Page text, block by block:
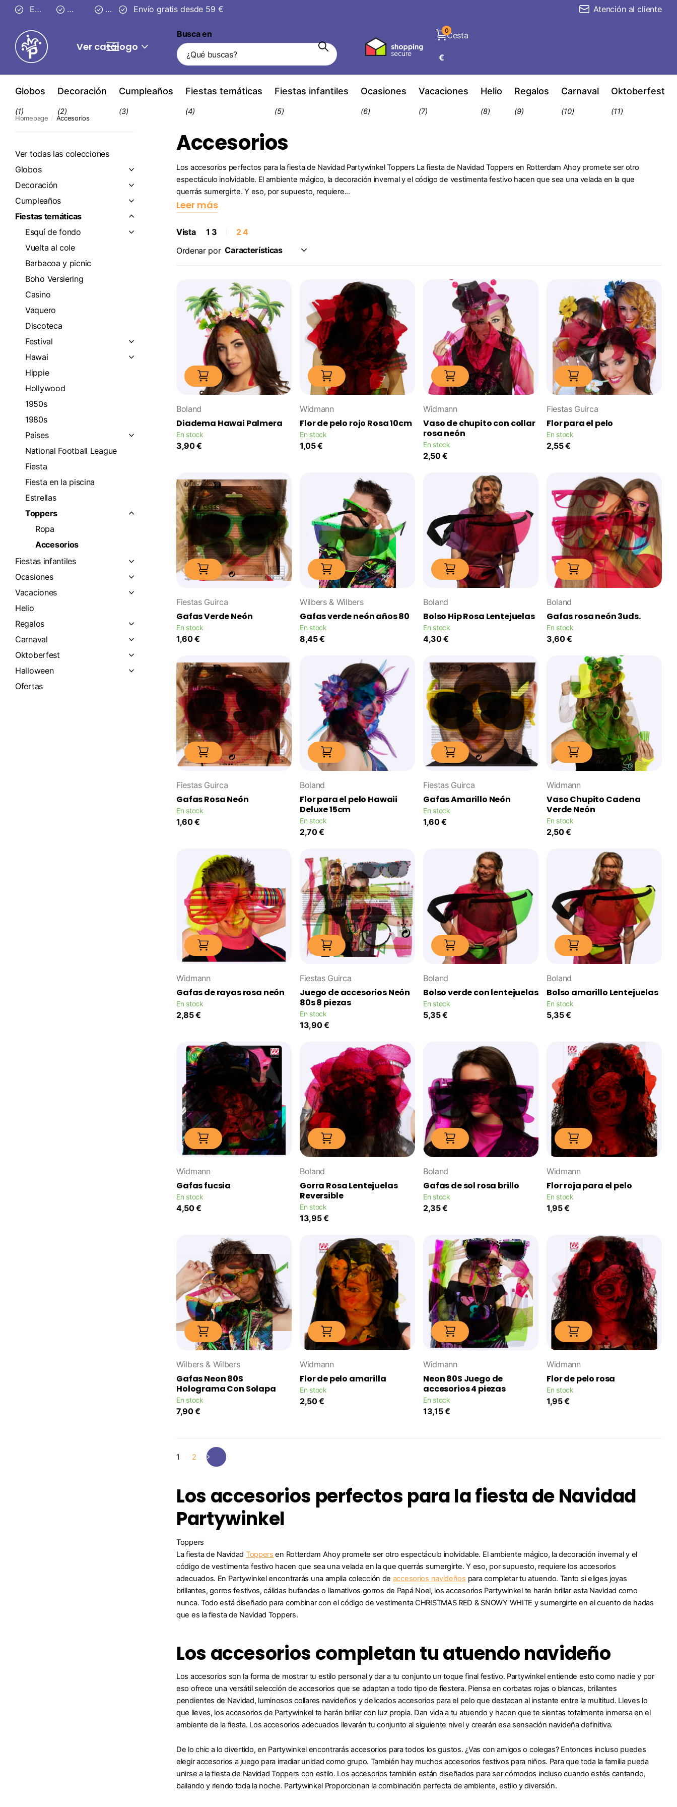
Entrega segura en 3–4 días
Envío gratis desde 59 €
30 díasde devolución
30 díasde devolución Atención al cliente
Ver catálogo
Busca en Cesta
0
€
Globos
(1)
Decoración
(2)
Cumpleaños
(3)
Fiestas temáticas
(4)
Fiestas infantiles
(5)
Ocasiones
(6)
Vacaciones
(7)
Helio
(8)
Regalos
(9)
Carnaval
(10)
Oktoberfest
(11)
Homepage Accesorios
Accesorios
Los accesorios perfectos para la fiesta de Navidad Partywinkel Toppers La fiesta de Navidad Toppers en Rotterdam Ahoy promete ser otro
espectáculo inolvidable. El ambiente mágico, la decoración invernal y el código de vestimenta festivo hacen que sea una velada en la que
querrás sumergirte. Y eso, por supuesto, requiere...
Leer más
Vista 1 3 24
Ordenar por
Boland
Diadema Hawai Palmera
En stock
3,90 €
Widmann
Flor de pelo rojo Rosa 10cm
En stock
1,05 €
Widmann
Vaso de chupito con collar
rosa neón
En stock
2,50 €
Fiestas Guirca
Flor para el pelo
En stock
2,55 €
Fiestas Guirca
Gafas Verde Neón
En stock
1,60 €
Wilbers & Wilbers
Gafas verde neón años 80
En stock
8,45 €
Boland
Bolso Hip Rosa Lentejuelas
En stock
4,30 €
Boland
Gafas rosa neón 3uds.
En stock
3,60 €
Fiestas Guirca
Gafas Rosa Neón
En stock
1,60 €
Boland
Flor para el pelo Hawaii
Deluxe 15cm
En stock
2,70 €
Fiestas Guirca
Gafas Amarillo Neón
En stock
1,60 €
Widmann
Vaso Chupito Cadena
Verde Neón
En stock
2,50 €
Widmann
Gafas de rayas rosa neón
En stock
2,85 €
Fiestas Guirca
Juego de accesorios Neón
80s 8 piezas
En stock
13,90 €
Boland
Bolso verde con lentejuelas
En stock
5,35 €
Boland
Bolso amarillo Lentejuelas
En stock
5,35 €
Widmann
Gafas fucsia
En stock
4,50 €
Boland
Gorra Rosa Lentejuelas
Reversible
En stock
13,95 €
Boland
Gafas de sol rosa brillo
En stock
2,35 €
Widmann
Flor roja para el pelo
En stock
1,95 €
Wilbers & Wilbers
Gafas Neon 80S
Holograma Con Solapa
En stock
7,90 €
Widmann
Flor de pelo amarilla
En stock
2,50 €
Widmann
Neon 80S Juego de
accesorios 4 piezas
En stock
13,15 €
Widmann
Flor de pelo rosa
En stock
1,95 €
1 2
Los accesorios perfectos para la fiesta de Navidad
Partywinkel
Toppers
La fiesta de Navidad Toppers en Rotterdam Ahoy promete ser otro espectáculo inolvidable. El ambiente mágico, la decoración invernal y el
código de vestimenta festivo hacen que sea una velada en la que querrás sumergirte. Y eso, por supuesto, requiere los accesorios
adecuados. En Partywinkel encontrarás una amplia colección de accesorios navideños para completar tu atuendo. Tanto si eliges joyas
brillantes, gorros festivos, cálidas bufandas o llamativos gorros de Papá Noel, los accesorios Partywinkel te harán brillar esta Navidad como
nunca. Todo está diseñado para combinar con el código de vestimenta CHRISTMAS RED & SNOWY WHITE y sumergirte en el cuento de hadas
que es la fiesta de Navidad Toppers.
Los accesorios completan tu atuendo navideño
Los accesorios son la forma de mostrar tu estilo personal y dar a tu conjunto un toque final festivo. Partywinkel entiende esto como nadie y por
eso ofrece una versátil selección de accesorios que se adaptan a todo tipo de fiestera. Piensa en corbatas rojas o blancas, brillantes
pendientes de Navidad, luminosos collares navideños y delicados accesorios para el pelo que destacan al instante entre la multitud. Lleves lo
que lleves, los accesorios de Partywinkel te harán brillar con luz propia. Dan vida a tu atuendo y hacen que te sientas totalmente inmersa en el
ambiente de la fiesta. Los accesorios adecuados llevarán tu conjunto al siguiente nivel y crearán esa sensación navideña definitiva.
De lo chic a lo divertido, en Partywinkel encontrarás accesorios para todos los gustos. ¿Vas con amigos o colegas? Entonces incluso puedes
elegir accesorios a juego para irradiar unidad como grupo. También hay muchos accesorios festivos para niños. Para que toda la familia pueda
unirse a la fiesta de Navidad Toppers con estilo. Los accesorios también están diseñados para ser cómodos incluso cuando estés cantando,
bailando y riendo toda la noche. Partywinkel Proporcionan la combinación perfecta de ambiente, estilo y diversión.
Ver todas las colecciones
Globos
Decoración
Cumpleaños
Fiestas temáticas
Esquí de fondo
Vuelta al cole
Barbacoa y picnic
Boho Versiering
Casino
Vaquero
Discoteca
Festival
Hawai
Hippie
Hollywood
1950s
1980s
Países
National Football League
Fiesta
Fiesta en la piscina
Estrellas
Toppers
Ropa
Accesorios
Fiestas infantiles
Ocasiones
Vacaciones
Helio
Regalos
Carnaval
Oktoberfest
Halloween
Ofertas